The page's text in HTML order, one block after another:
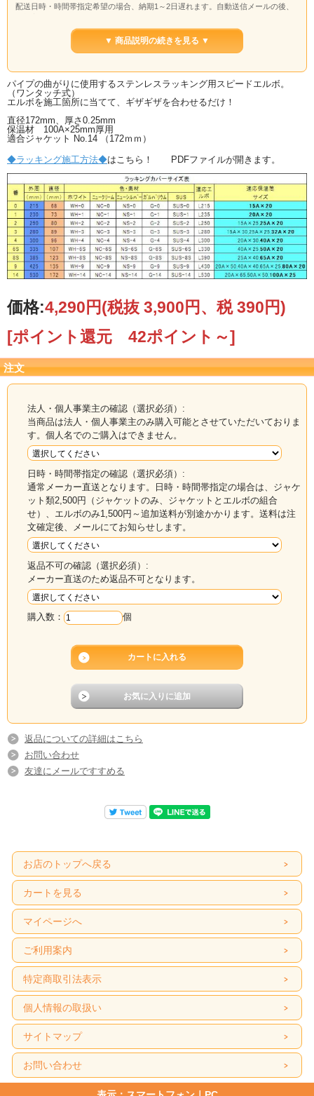
配送日時・時間帯指定希望の場合、納期1～2日遅れます。自動送信メールの後、
※代引き決済、NP後払いはご利用できません。
※配送日時・時間帯希望の場合、送料無料ライン対象外です。合計金額3万円以上
でも別途送料がかかります。
錆・腐食に強い美しい仕上がりのステンレスラッキングカバー用スピードエルボ
（ワンタッチ式）
こちらの商品は、お取寄せです。
通常納期3-4日、土日はさむ場合は5-7日かかります。
2023.5.30 仕入れ価格高騰により、値上げさせていただきます
▼ 商品説明の続きを見る ▼
パイプの曲がりに使用するステンレスラッキング用スピードエルボ。
（ワンタッチ式）
エルボを施工箇所に当てて、ギザギザを合わせるだけ！
直径172mm、厚さ0.25mm
保温材 100A×25mm厚用
適合ジャケット No.14 （172ｍｍ）
◆ラッキング施工方法◆はこちら！ PDFファイルが開きます。
価格:4,290円(税抜 3,900円、税 390円)
[ポイント還元 42ポイント～]
注文
法人・個人事業主の確認（選択必須）:
当商品は法人・個人事業主のみ購入可能とさせていただいておりま
す。個人名でのご購入はできません。
日時・時間帯指定の確認（選択必須）:
通常メーカー直送となります。日時・時間帯指定の場合は、ジャケ
ット類2,500円（ジャケットのみ、ジャケットとエルボの組合
せ）、エルボのみ1,500円～追加送料が別途かかります。送料は注
文確定後、メールにてお知らせします。
返品不可の確認（選択必須）:
メーカー直送のため返品不可となります。
購入数： 個
返品についての詳細はこちら
お問い合わせ
友達にメールですすめる
お店のトップへ戻る
カートを見る
マイページへ
ご利用案内
特定商取引法表示
個人情報の取扱い
サイトマップ
お問い合わせ